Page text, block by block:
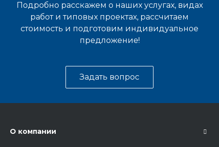
Подробно расскажем о наших услугах, видах
работ и типовых проектах, рассчитаем
стоимость и подготовим индивидуальное
предложение!
Задать вопрос
О компании